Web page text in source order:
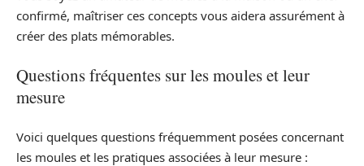
confirmé, maîtriser ces concepts vous aidera assurément à
créer des plats mémorables.
Questions fréquentes sur les moules et leur
mesure
Voici quelques questions fréquemment posées concernant
les moules et les pratiques associées à leur mesure :